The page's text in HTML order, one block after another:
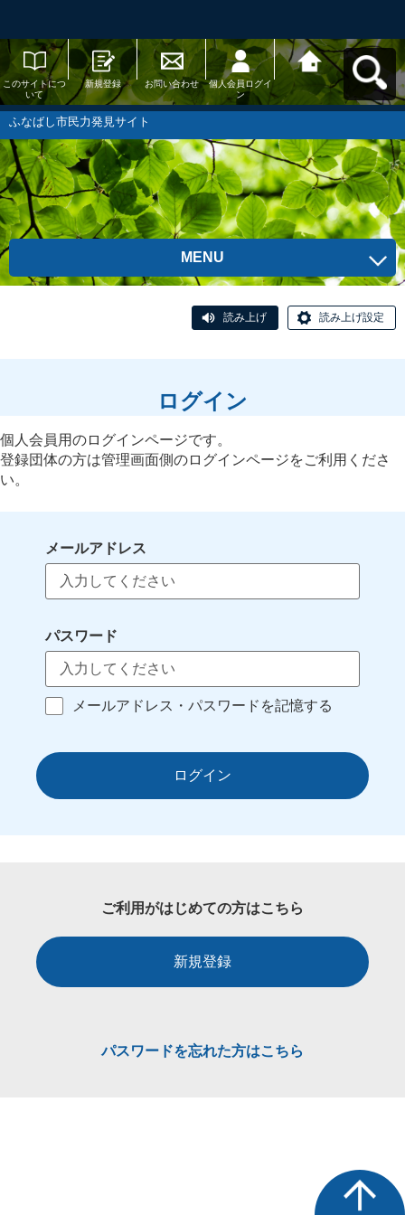
このサイトにつ
いて
新規登録 お問い合わせ
個人会員ログイ
ン
ふなばし市民力
発見サイトへ戻
る
ふなばし市民力発見サイト
MENU
読み上げ 読み上げ設定
ログイン
個人会員用のログインページです。
登録団体の方は管理画面側のログインページをご利用くださ
い。
メールアドレス
パスワード
メールアドレス・パスワードを記憶する
ログイン
ご利用がはじめての方はこちら
新規登録
パスワードを忘れた方はこちら